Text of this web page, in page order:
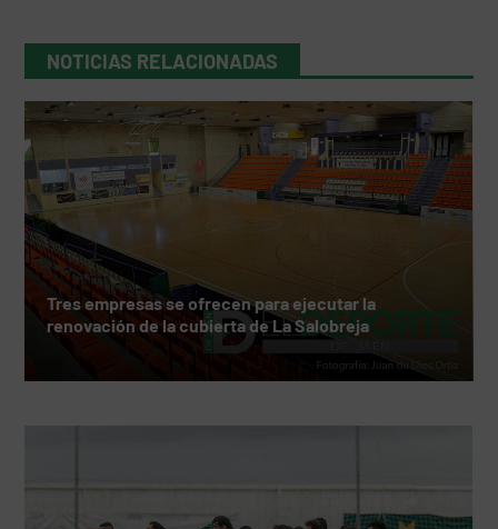
NOTICIAS RELACIONADAS
Tres empresas se ofrecen para ejecutar la
renovación de la cubierta de La Salobreja